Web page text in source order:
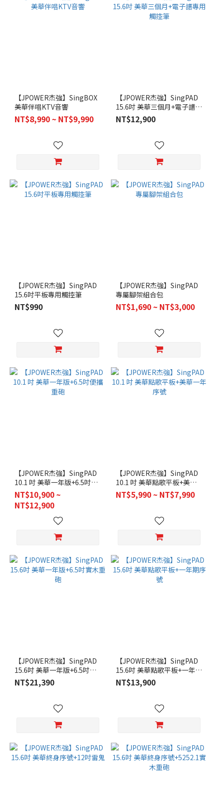
【JPOWER杰強】SingBOX
美華伴唱KTV音響
NT$8,990 ~ NT$9,990
【JPOWER杰強】SingPAD
15.6吋 美華三個月+電子譜專
用觸控筆
NT$12,900
【JPOWER杰強】SingPAD
15.6吋平板專用觸控筆
NT$990
【JPOWER杰強】SingPAD
專屬腳架組合包
NT$1,690 ~ NT$3,000
【JPOWER杰強】SingPAD
10.1 吋 美華一年版+6.5吋便
攜重砲
NT$10,900 ~
NT$12,900
【JPOWER杰強】SingPAD
10.1 吋 美華點歌平板+美華
一年序號
NT$5,990 ~ NT$7,990
【JPOWER杰強】SingPAD
15.6吋 美華一年版+6.5吋實
木重砲
NT$21,390
【JPOWER杰強】SingPAD
15.6吋 美華點歌平板+一年期
序號
NT$13,900